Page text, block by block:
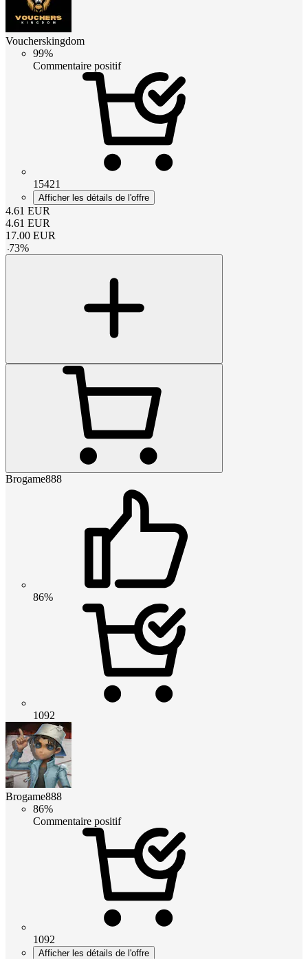
Voucherskingdom
99%
Commentaire positif
15421
Afficher les détails de l'offre
4.61 EUR
4.61 EUR
17.00 EUR
-73%
Brogame888
86%
1092
Brogame888
86%
Commentaire positif
1092
Afficher les détails de l'offre